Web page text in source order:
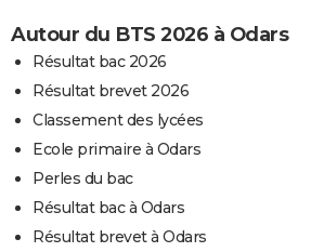
Autour du BTS 2026 à Odars
Résultat bac 2026
Résultat brevet 2026
Classement des lycées
Ecole primaire à Odars
Perles du bac
Résultat bac à Odars
Résultat brevet à Odars